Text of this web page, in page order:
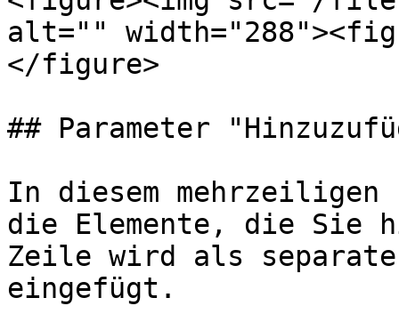
alt=""
</figure>
## Parameter
In diesem
die Elemente, die Sie
Zeile wird als
eingefügt.